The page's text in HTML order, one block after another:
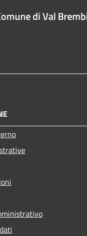
di Val